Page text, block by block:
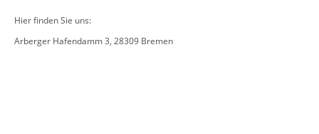
Hier finden Sie uns:
Arberger Hafendamm 3, 28309 Bremen